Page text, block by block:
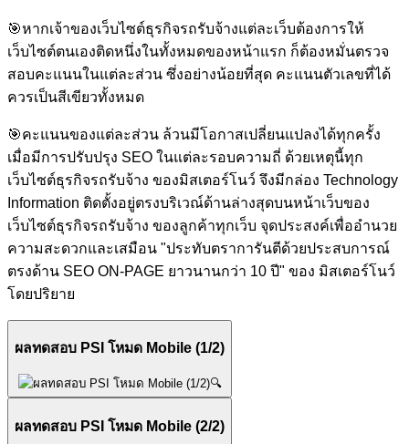
🎯หากเจ้าของเว็บไซต์ธุรกิจรถรับจ้างแต่ละเว็บต้องการให้
เว็บไซต์ตนเองติดหนึ่งในทั้งหมดของหน้าแรก ก็ต้องหมั่นตรวจ
สอบคะแนนในแต่ละส่วน ซึ่งอย่างน้อยที่สุด คะแนนตัวเลขที่ได้
ควรเป็นสีเขียวทั้งหมด
🎯คะแนนของแต่ละส่วน ล้วนมีโอกาสเปลี่ยนแปลงได้ทุกครั้ง
เมื่อมีการปรับปรุง SEO ในแต่ละรอบความถี่ ด้วยเหตุนี้ทุก
เว็บไซต์ธุรกิจรถรับจ้าง ของมิสเตอร์โนว์ จึงมีกล่อง Technology
Information ติดตั้งอยู่ตรงบริเวณ์ด้านล่างสุดบนหน้าเว็บของ
เว็บไซต์ธุรกิจรถรับจ้าง ของลูกค้าทุกเว็บ จุดประสงค์เพื่ออำนวย
ความสะดวกและเสมือน "ประทับตราการันตีด้วยประสบการณ์
ตรงด้าน SEO ON-PAGE ยาวนานกว่า 10 ปี" ของ มิสเตอร์โนว์
โดยปริยาย
ผลทดสอบ PSI โหมด Mobile (1/2)
🔍
ผลทดสอบ PSI โหมด Mobile (2/2)